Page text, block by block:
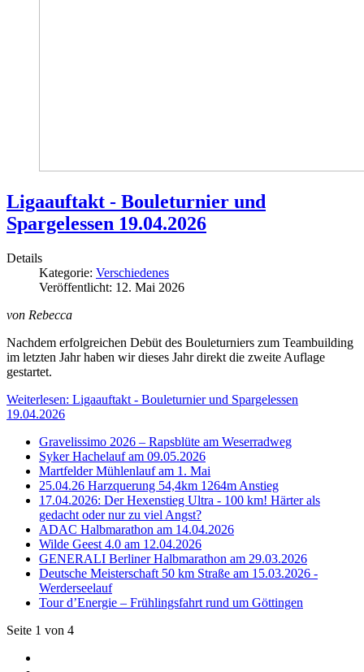
Ligaauftakt - Bouleturnier und
Spargelessen 19.04.2026
Details
Kategorie: Verschiedenes
Veröffentlicht: 12. Mai 2026
von Rebecca
Nachdem erfolgreichen Debüt des Bouleturniers zum Teambuilding
im letzten Jahr haben wir dieses Jahr direkt die zweite Auflage
gestartet.
Weiterlesen: Ligaauftakt - Bouleturnier und Spargelessen
19.04.2026
Gravelissimo 2026 – Rapsblüte am Weserradweg
Syker Hachelauf am 09.05.2026
Martfelder Mühlenlauf am 1. Mai
25.04.26 Harzquerung 54,4km 1264m Anstieg
17.04.2026: Der Hexenstieg Ultra - 100 km! Härter als
gedacht oder nur zu viel Angst?
ADAC Halbmarathon am 14.04.2026
Wilde Geest 4.0 am 12.04.2026
GENERALI Berliner Halbmarathon am 29.03.2026
Deutsche Meisterschaft 50 km Straße am 15.03.2026 -
Werderseelauf
Tour d’Energie – Frühlingsfahrt rund um Göttingen
Seite 1 von 4